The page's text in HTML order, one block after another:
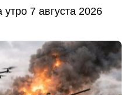
7 августа 2026